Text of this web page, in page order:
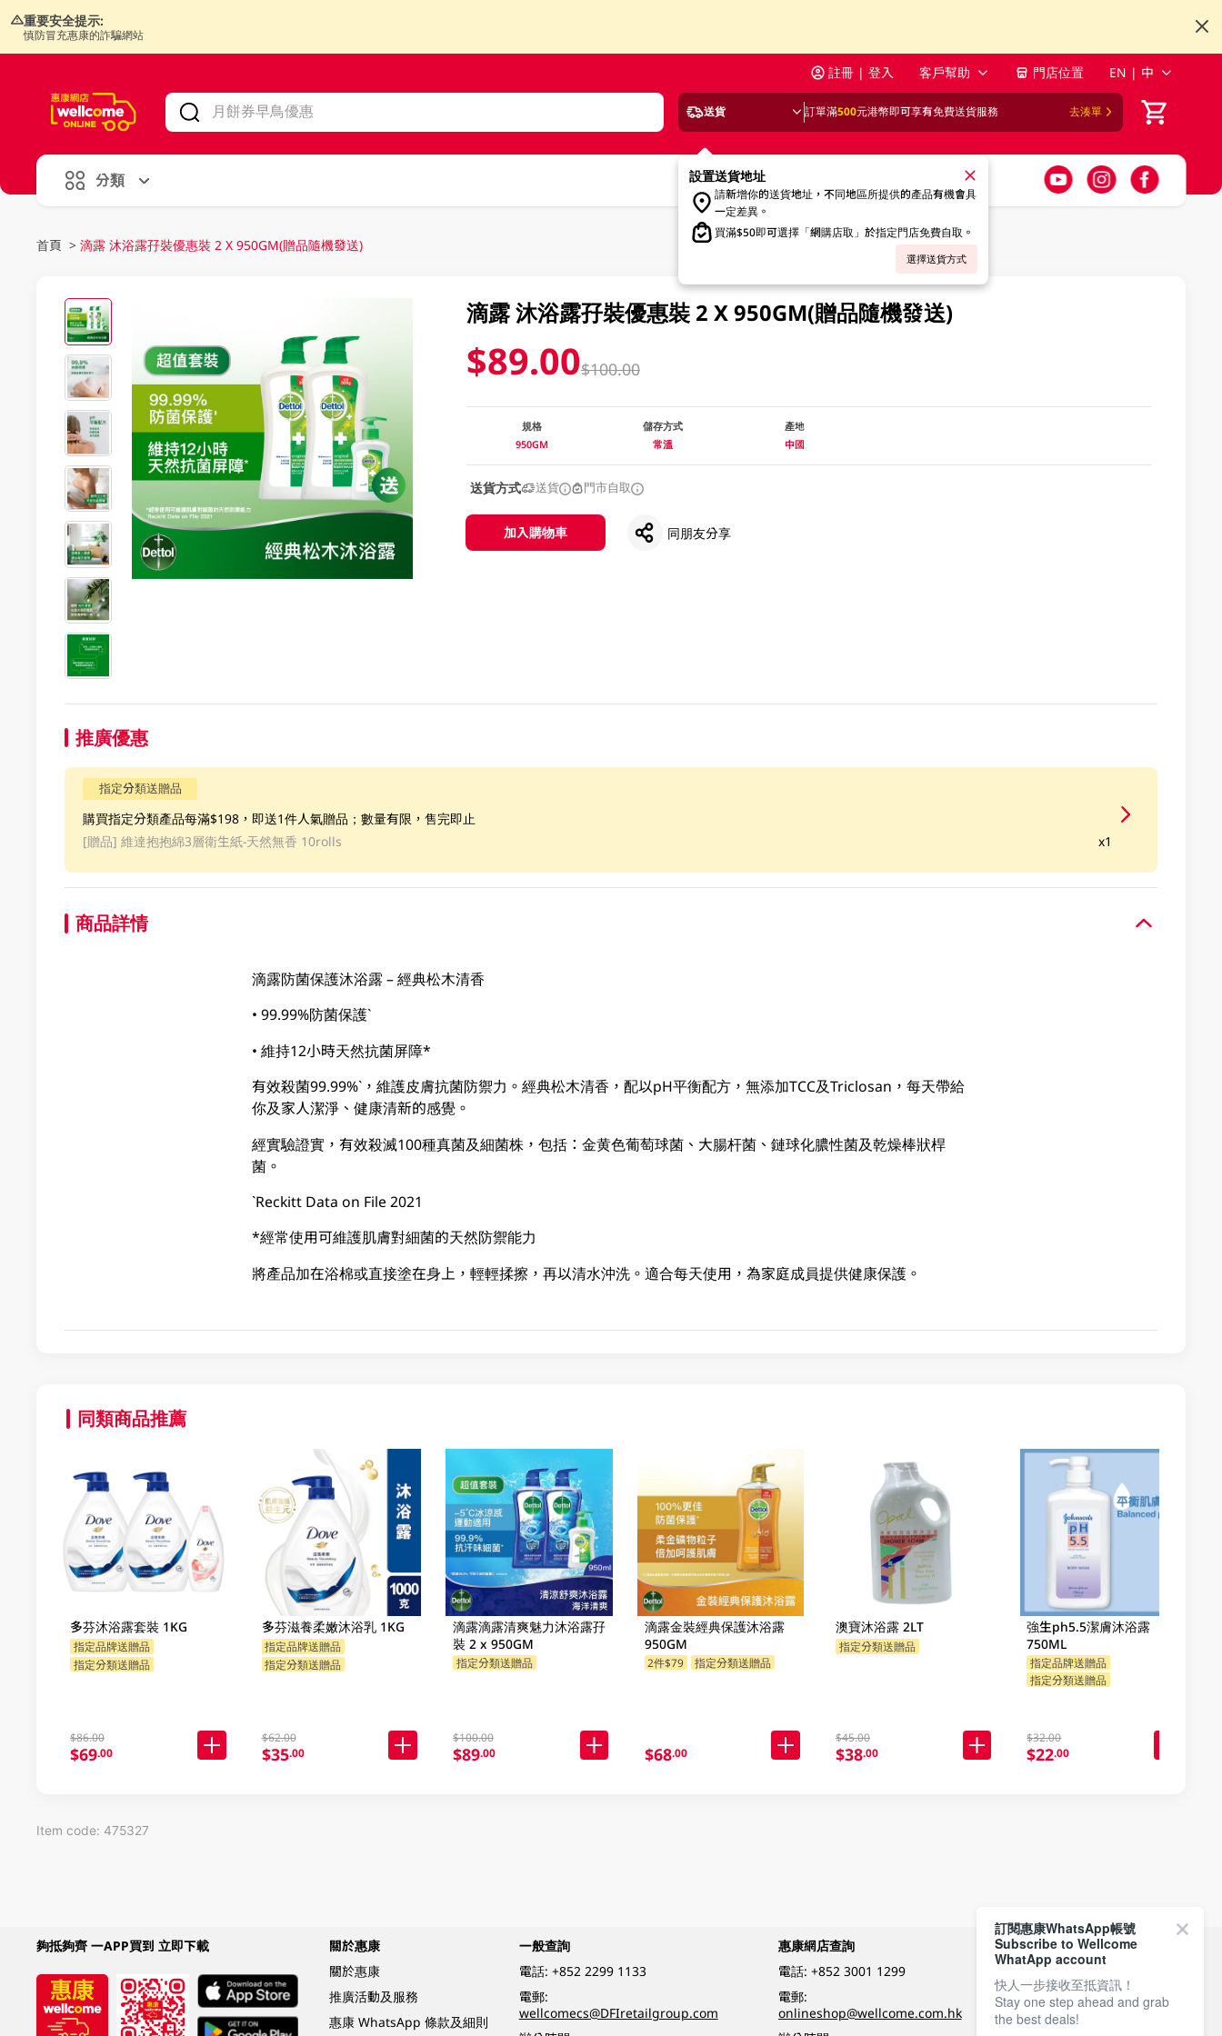
重要安全提示:
慎防冒充惠康的詐騙網站
註冊 | 登入 客戶幫助 門店位置 EN | 中
送貨 訂單滿500元港幣即可享有免費送貨服務 去湊單
設置送貨地址
請新增你的送貨地址，不同地區所提供的產品有機會具
一定差異。
買滿$50即可選擇「網購店取」於指定門店免費自取。
選擇送貨方式
分類
首頁 > 滴露 沐浴露孖裝優惠裝 2 X 950GM(贈品隨機發送)
滴露 沐浴露孖裝優惠裝 2 X 950GM(贈品隨機發送)
$89.00$100.00
規格
950GM
儲存方式
常溫
產地
中國
送貨方式 送貨 門市自取
加入購物車 同朋友分享
推廣優惠
指定分類送贈品
購買指定分類產品每滿$198，即送1件人氣贈品；數量有限，售完即止
[贈品] 維達抱抱綿3層衛生紙-天然無香 10rolls x1
商品詳情
滴露防菌保護沐浴露 – 經典松木清香
• 99.99%防菌保護`
• 維持12小時天然抗菌屏障*
有效殺菌99.99%`，維護皮膚抗菌防禦力。經典松木清香，配以pH平衡配方，無添加TCC及Triclosan，每天帶給
你及家人潔淨、健康清新的感覺。
經實驗證實，有效殺滅100種真菌及細菌株，包括：金黄色葡萄球菌、大腸杆菌、鏈球化膿性菌及乾燥棒狀桿
菌。
`Reckitt Data on File 2021
*經常使用可維護肌膚對細菌的天然防禦能力
將產品加在浴棉或直接塗在身上，輕輕揉擦，再以清水沖洗。適合每天使用，為家庭成員提供健康保護。
同類商品推薦
多芬沐浴露套裝 1KG
指定品牌送贈品
指定分類送贈品
$86.00
$69.00
多芬滋養柔嫩沐浴乳 1KG
指定品牌送贈品
指定分類送贈品
$62.00
$35.00
滴露滴露清爽魅力沐浴露孖
裝 2 x 950GM
指定分類送贈品
$100.00
$89.00
滴露金裝經典保護沐浴露
950GM
2件$79 指定分類送贈品
$68.00
澳寶沐浴露 2LT
指定分類送贈品
$45.00
$38.00
強生ph5.5潔膚沐浴露
750ML
指定品牌送贈品
指定分類送贈品
$32.00
$22.00
Item code: 475327
夠抵夠齊 一APP買到 立即下載
關於惠康
關於惠康
推廣活動及服務
惠康 WhatsApp 條款及細則
一般查詢
電話: +852 2299 1133
電郵:
wellcomecs@DFIretailgroup.com
惠康網店查詢
電話: +852 3001 1299
電郵:
onlineshop@wellcome.com.hk
付款方式
關注我們
訂閱惠康WhatsApp帳號
Subscribe to Wellcome
WhatApp account
快人一步接收至抵資訊！
Stay one step ahead and grab
the best deals!